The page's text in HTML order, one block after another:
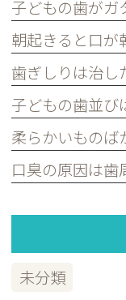
未分類